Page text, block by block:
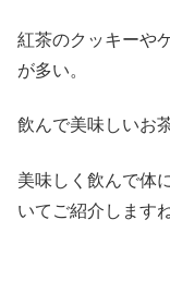
紅茶のクッキーや
が多い。
飲んで美味しいお
美味しく飲んで体
いてご紹介しますね